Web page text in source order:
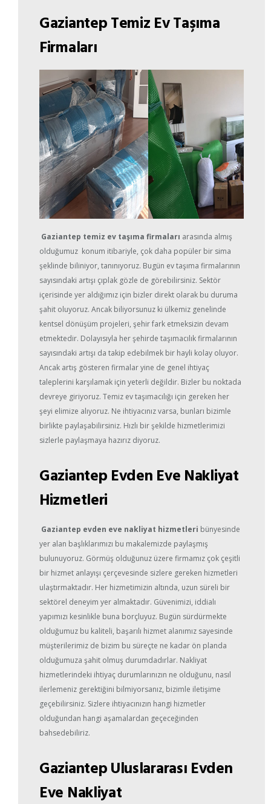
Gaziantep Temiz Ev Taşıma
Firmaları
Gaziantep temiz ev taşıma firmaları arasında almış
olduğumuz konum itibariyle, çok daha popüler bir sima
şeklinde biliniyor, tanınıyoruz. Bugün ev taşıma firmalarının
sayısındaki artışı çıplak gözle de görebilirsiniz. Sektör
içerisinde yer aldığımız için bizler direkt olarak bu duruma
şahit oluyoruz. Ancak biliyorsunuz ki ülkemiz genelinde
kentsel dönüşüm projeleri, şehir fark etmeksizin devam
etmektedir. Dolayısıyla her şehirde taşımacılık firmalarının
sayısındaki artışı da takip edebilmek bir hayli kolay oluyor.
Ancak artış gösteren firmalar yine de genel ihtiyaç
taleplerini karşılamak için yeterli değildir. Bizler bu noktada
devreye giriyoruz. Temiz ev taşımacılığı için gereken her
şeyi elimize alıyoruz. Ne ihtiyacınız varsa, bunları bizimle
birlikte paylaşabilirsiniz. Hızlı bir şekilde hizmetlerimizi
sizlerle paylaşmaya hazırız diyoruz.
Gaziantep Evden Eve Nakliyat
Hizmetleri
Gaziantep evden eve nakliyat hizmetleri bünyesinde
yer alan başlıklarımızı bu makalemizde paylaşmış
bulunuyoruz. Görmüş olduğunuz üzere firmamız çok çeşitli
bir hizmet anlayışı çerçevesinde sizlere gereken hizmetleri
ulaştırmaktadır. Her hizmetimizin altında, uzun süreli bir
sektörel deneyim yer almaktadır. Güvenimizi, iddialı
yapımızı kesinlikle buna borçluyuz. Bugün sürdürmekte
olduğumuz bu kaliteli, başarılı hizmet alanımız sayesinde
müşterilerimiz de bizim bu süreçte ne kadar ön planda
olduğumuza şahit olmuş durumdadırlar. Nakliyat
hizmetlerindeki ihtiyaç durumlarınızın ne olduğunu, nasıl
ilerlemeniz gerektiğini bilmiyorsanız, bizimle iletişime
geçebilirsiniz. Sizlere ihtiyacınızın hangi hizmetler
olduğundan hangi aşamalardan geçeceğinden
bahsedebiliriz.
Gaziantep Uluslararası Evden
Eve Nakliyat